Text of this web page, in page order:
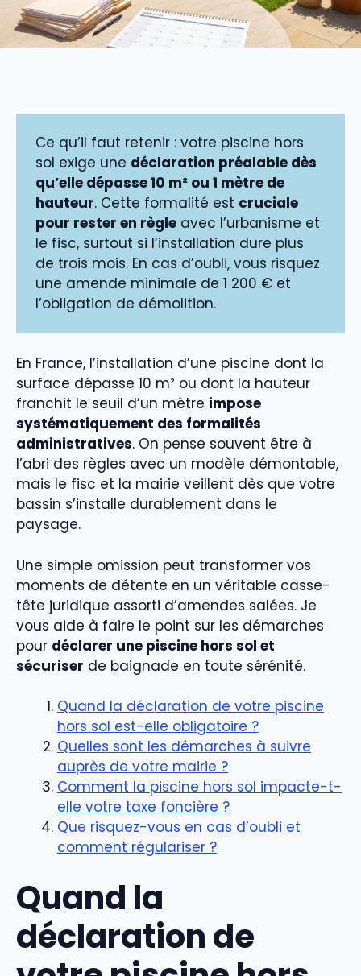
Ce qu’il faut retenir : votre piscine hors
sol exige une déclaration préalable dès
qu’elle dépasse 10 m² ou 1 mètre de
hauteur. Cette formalité est cruciale
pour rester en règle avec l’urbanisme et
le fisc, surtout si l’installation dure plus
de trois mois. En cas d’oubli, vous risquez
une amende minimale de 1 200 € et
l’obligation de démolition.
En France, l’installation d’une piscine dont la
surface dépasse 10 m² ou dont la hauteur
franchit le seuil d’un mètre impose
systématiquement des formalités
administratives. On pense souvent être à
l’abri des règles avec un modèle démontable,
mais le fisc et la mairie veillent dès que votre
bassin s’installe durablement dans le
paysage.
Une simple omission peut transformer vos
moments de détente en un véritable casse-
tête juridique assorti d’amendes salées. Je
vous aide à faire le point sur les démarches
pour déclarer une piscine hors sol et
sécuriser de baignade en toute sérénité.
Quand la déclaration de votre piscine
hors sol est-elle obligatoire ?
Quelles sont les démarches à suivre
auprès de votre mairie ?
Comment la piscine hors sol impacte-t-
elle votre taxe foncière ?
Que risquez-vous en cas d’oubli et
comment régulariser ?
Quand la
déclaration de